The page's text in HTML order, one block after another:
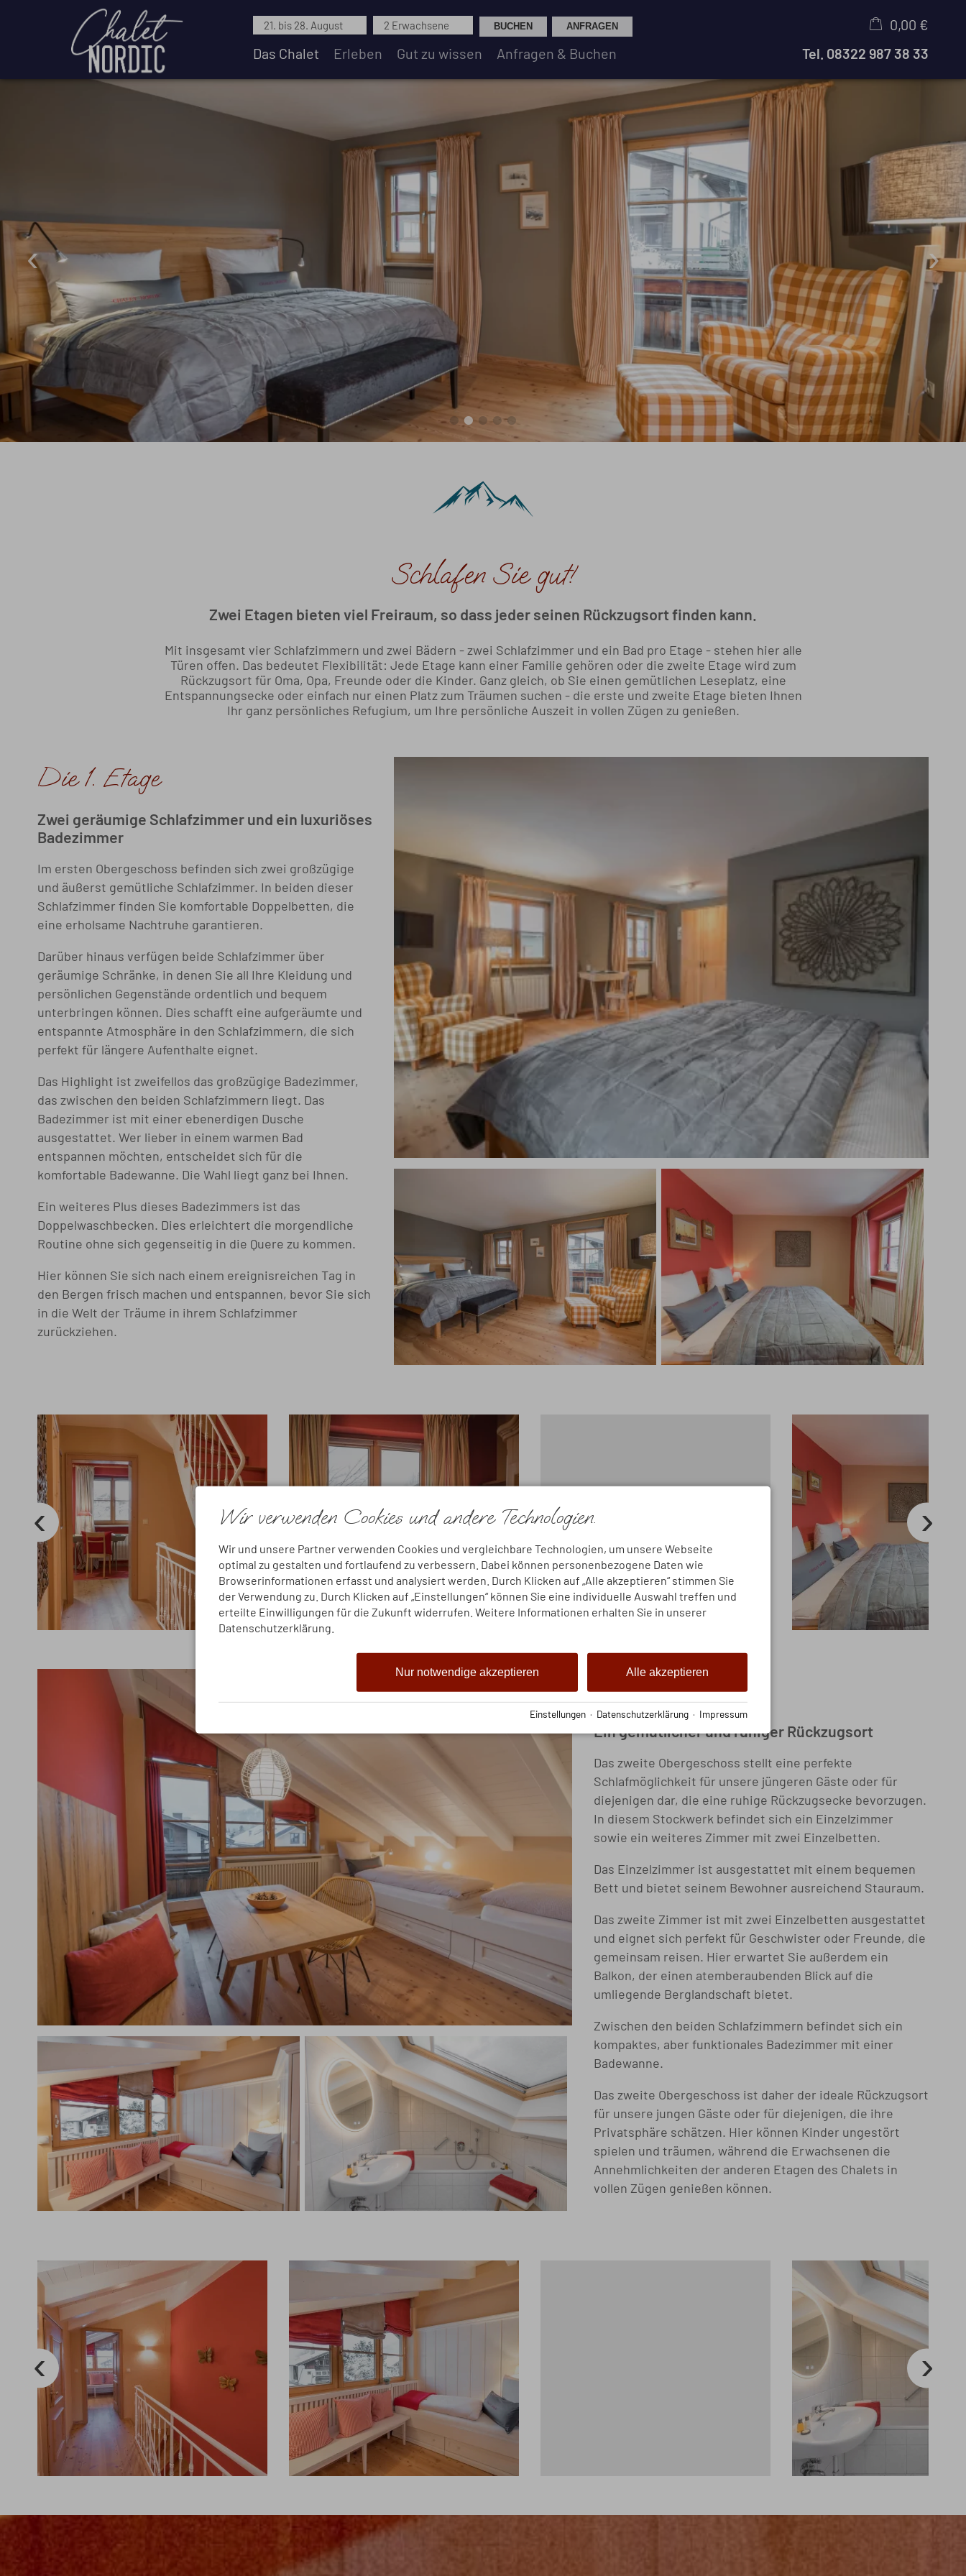
21. bis 28. August 2 Erwachsene
Das Chalet Erleben Gut zu wissen Anfragen & Buchen Tel. 08322 987 38 33
0,00 €
×
Warenkorb ist leer
Schlafen Sie gut!
Zwei Etagen bieten viel Freiraum, so dass jeder seinen Rückzugsort finden kann.
Mit insgesamt vier Schlafzimmern und zwei Bädern - zwei Schlafzimmer und ein Bad pro Etage - stehen hier alle
Türen offen. Das bedeutet Flexibilität: Jede Etage kann einer Familie gehören oder die zweite Etage wird zum
Rückzugsort für Oma, Opa, Freunde oder die Kinder. Ganz gleich, ob Sie einen gemütlichen Leseplatz, eine
Entspannungsecke oder einfach nur einen Platz zum Träumen suchen - die erste und zweite Etage bieten Ihnen
Ihr ganz persönliches Refugium, um Ihre persönliche Auszeit in vollen Zügen zu genießen.
Die 1. Etage
Zwei geräumige Schlafzimmer und ein luxuriöses
Badezimmer
Im ersten Obergeschoss befinden sich zwei großzügige
und äußerst gemütliche Schlafzimmer. In beiden dieser
Schlafzimmer finden Sie komfortable Doppelbetten, die
eine erholsame Nachtruhe garantieren.
Darüber hinaus verfügen beide Schlafzimmer über
geräumige Schränke, in denen Sie all Ihre Kleidung und
persönlichen Gegenstände ordentlich und bequem
unterbringen können. Dies schafft eine aufgeräumte und
entspannte Atmosphäre in den Schlafzimmern, die sich
perfekt für längere Aufenthalte eignet.
Das Highlight ist zweifellos das großzügige Badezimmer,
das zwischen den beiden Schlafzimmern liegt. Das
Badezimmer ist mit einer ebenerdigen Dusche
ausgestattet. Wer lieber in einem warmen Bad
entspannen möchten, entscheidet sich für die
komfortable Badewanne. Die Wahl liegt ganz bei Ihnen.
Ein weiteres Plus dieses Badezimmers ist das
Doppelwaschbecken. Dies erleichtert die morgendliche
Routine ohne sich gegenseitig in die Quere zu kommen.
Hier können Sie sich nach einem ereignisreichen Tag in
den Bergen frisch machen und entspannen, bevor Sie sich
in die Welt der Träume in ihrem Schlafzimmer
zurückziehen.
Die 2. Etage
Ein gemütlicher und ruhiger Rückzugsort
Das zweite Obergeschoss stellt eine perfekte
Schlafmöglichkeit für unsere jüngeren Gäste oder für
diejenigen dar, die eine ruhige Rückzugsecke bevorzugen.
In diesem Stockwerk befindet sich ein Einzelzimmer
sowie ein weiteres Zimmer mit zwei Einzelbetten.
Das Einzelzimmer ist ausgestattet mit einem bequemen
Bett und bietet seinem Bewohner ausreichend Stauraum.
Das zweite Zimmer ist mit zwei Einzelbetten ausgestattet
und eignet sich perfekt für Geschwister oder Freunde, die
gemeinsam reisen. Hier erwartet Sie außerdem ein
Balkon, der einen atemberaubenden Blick auf die
umliegende Berglandschaft bietet.
Zwischen den beiden Schlafzimmern befindet sich ein
kompaktes, aber funktionales Badezimmer mit einer
Badewanne.
Das zweite Obergeschoss ist daher der ideale Rückzugsort
für unsere jungen Gäste oder für diejenigen, die ihre
Privatsphäre schätzen. Hier können Kinder ungestört
spielen und träumen, während die Erwachsenen die
Annehmlichkeiten der anderen Etagen des Chalets in
vollen Zügen genießen können.
Wir verwenden Cookies und andere Technologien.
Wir und unsere Partner verwenden Cookies und vergleichbare Technologien, um unsere Webseite
optimal zu gestalten und fortlaufend zu verbessern. Dabei können personenbezogene Daten wie
Browserinformationen erfasst und analysiert werden. Durch Klicken auf „Alle akzeptieren“ stimmen Sie
der Verwendung zu. Durch Klicken auf „Einstellungen“ können Sie eine individuelle Auswahl treffen und
erteilte Einwilligungen für die Zukunft widerrufen. Weitere Informationen erhalten Sie in unserer
Datenschutzerklärung.
Alle akzeptieren
Nur notwendige akzeptieren
Einstellungen · Datenschutzerklärung · Impressum